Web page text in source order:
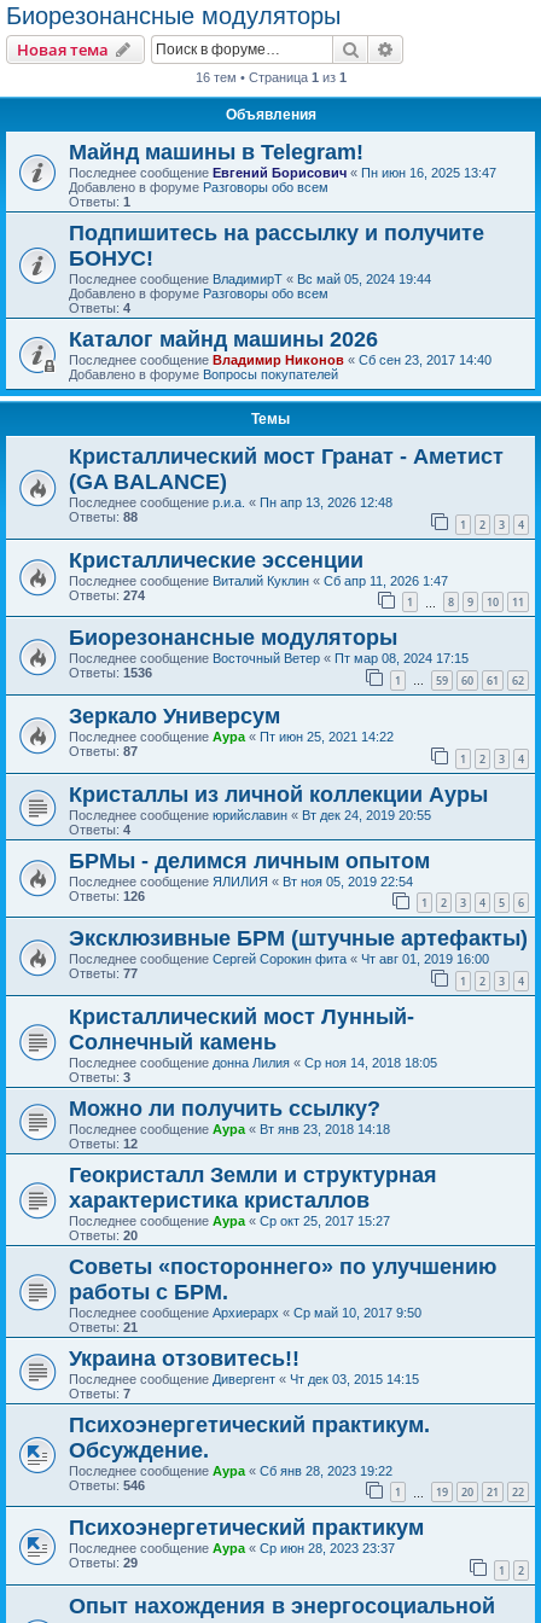
Биорезонансные модуляторы
Новая тема Поиск
16 тем • Страница 1 из 1
Объявления
Майнд машины в Telegram!
Последнее сообщение Евгений Борисович « Пн июн 16, 2025 13:47
Добавлено в форуме Разговоры обо всем
Ответы: 1
Подпишитесь на рассылку и получите
БОНУС!
Последнее сообщение ВладимирТ « Вс май 05, 2024 19:44
Добавлено в форуме Разговоры обо всем
Ответы: 4
Каталог майнд машины 2026
Последнее сообщение Владимир Никонов « Сб сен 23, 2017 14:40
Добавлено в форуме Вопросы покупателей
Темы
Кристаллический мост Гранат - Аметист
(GA BALANCE)
Последнее сообщение р.и.а. « Пн апр 13, 2026 12:48
Ответы: 88 1 2 3 4
Кристаллические эссенции
Последнее сообщение Виталий Куклин « Сб апр 11, 2026 1:47
Ответы: 274 1 8 9 10 11
Биорезонансные модуляторы
Последнее сообщение Восточный Ветер « Пт мар 08, 2024 17:15
Ответы: 1536 1 … 59 60 61 62
Зеркало Универсум
Последнее сообщение Аура « Пт июн 25, 2021 14:22
Ответы: 87 1 2 3 4
Кристаллы из личной коллекции Ауры
Последнее сообщение юрийславин « Вт дек 24, 2019 20:55
Ответы: 4
БРМы - делимся личным опытом
Последнее сообщение ЯЛИЛИЯ « Вт ноя 05, 2019 22:54
Ответы: 126 1 2 3 4 5 6
Эксклюзивные БРМ (штучные артефакты)
Последнее сообщение Сергей Сорокин фита « Чт авг 01, 2019 16:00
Ответы: 77 1 2 3 4
Кристаллический мост Лунный-
Солнечный камень
Последнее сообщение донна Лилия « Ср ноя 14, 2018 18:05
Ответы: 3
Можно ли получить ссылку?
Последнее сообщение Аура « Вт янв 23, 2018 14:18
Ответы: 12
Геокристалл Земли и структурная
характеристика кристаллов
Последнее сообщение Аура « Ср окт 25, 2017 15:27
Ответы: 20
Советы «постороннего» по улучшению
работы с БРМ.
Последнее сообщение Архиерарх « Ср май 10, 2017 9:50
Ответы: 21
Украина отзовитесь!!
Последнее сообщение Дивергент « Чт дек 03, 2015 14:15
Ответы: 7
Психоэнергетический практикум.
Обсуждение.
Последнее сообщение Аура « Сб янв 28, 2023 19:22
Ответы: 546 1 19 20 21 22
Психоэнергетический практикум
Последнее сообщение Аура« Ср июн 28, 2023 23:37
Ответы: 29 1 2
Опыт нахождения в энергосоциальной